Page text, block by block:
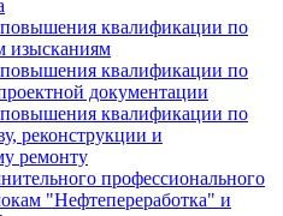
квалификации по
изысканиям
квалификации по
документации
квалификации по
реконструкции и
ремонту
профессионального
"Нефтепереработка" и